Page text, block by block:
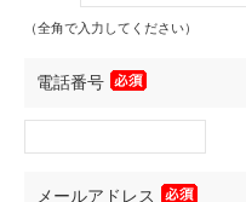
（全角で入力してください）
電話番号
メールアドレス